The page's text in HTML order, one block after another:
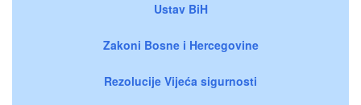
Ustav BiH
Zakoni Bosne i Hercegovine
Rezolucije Vijeća sigurnosti